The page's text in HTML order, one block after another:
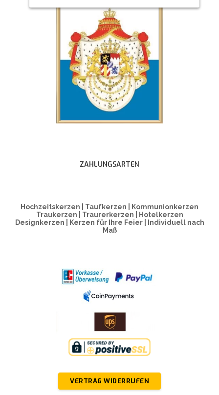
ZAHLUNGSARTEN
Hochzeitskerzen | Taufkerzen | Kommunionkerzen
Traukerzen | Traurerkerzen | Hotelkerzen
Designkerzen | Kerzen für Ihre Feier | Individuell nach
Maß
VERTRAG WIDERRUFEN